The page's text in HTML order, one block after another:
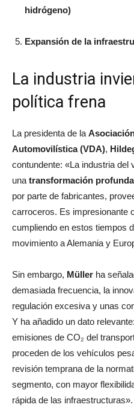
hidrógeno)
Expansión de la
La industria
política frena
La presidenta de la
Automovilística (VDA),
contundente: «La industria del
una transformación profunda
por parte de fabricantes,
carroceros. Es impresionante
cumpliendo en estos tiempos
movimiento a Alemania y
Sin embargo, Müller ha
demasiada frecuencia, la
regulación excesiva y unas
Y ha añadido un dato
emisiones de CO₂ del
proceden de los vehículos
revisión temprana de la
segmento, con mayor
rápida de las infraestructuras».